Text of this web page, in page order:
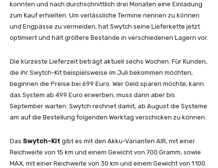
konnten und nach durchschnittlich drei Monaten eine Einladung
zum Kauf erhielten. Um verlässliche Termine nennen zu können
und Engpässe zu vermeiden, hat Swytch seine Lieferkette jetzt
optimiert und hält größere Bestände in verschiedenen Lagern vor.
Die kürzeste Lieferzeit beträgt aktuell sechs Wochen. Für Kunden,
die ihr Swytch-Kit beispielsweise im Juli bekommen möchten,
beginnen die Preise bei 699 Euro. Wer Geld sparen möchte, kann
das System ab 499 Euro erwerben, muss dann aber bis
September warten. Swytch rechnet damit, ab August die Systeme
am auf die Bestellung folgenden Werktag verschicken zu können.
Das Swytch-Kit gibt es mit den Akku-Varianten AIR, mit einer
Reichweite von 15 km und einem Gewicht von 700 Gramm, sowie
MAX, mit einer Reichweite von 30 km und einem Gewicht von 1.100